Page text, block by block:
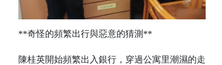
**奇怪的頻繁出行與惡意的猜測**
陳桂英開始頻繁出入銀行，穿過公寓里潮濕的走